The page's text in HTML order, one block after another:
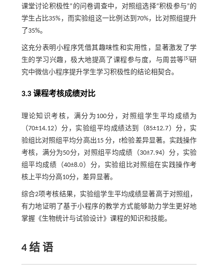
课堂讨论积极性”的问卷调查中，对照组选择“积极参与”的
学生占比35%，而实验组这一比例达到70%，比对照组提升
了35%。
这充分表明小程序凭借其趣味性和实用性，显著激发了学
生的学习兴趣，极大地提高了课程参与度，与周芸等[5]研
究中微信小程序提升学生学习积极性的结论相契合。
3.3 课程考核成绩对比
理论知识考核，满分为100分，对照组学生平均成绩为
（70±14.12）分，实验组平均成绩达到（85±12.7）分，实
验组比对照组平均分高出15 分，t检验差异显著。实践操作
考核，满分为50分，对照组平均成绩（30±7.94）分，实验
组平均成绩（40±8.0）分，实验组比对照组在实践操作考
核上平均分高10分，差异显著。
综合2项考核结果，实验组学生平均成绩显著高于对照组，
有力地证明了基于小程序的教学方式能够助力学生更好地
掌握《生物统计与试验设计》课程的知识和技能。
4 结 语